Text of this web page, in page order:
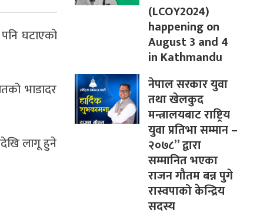
घटाएको
भाडादर
लागू हुने
(LCOY2024)
happening on
August 3 and 4
in Kathmandu
नेपाल सरकार युवा
तथा खेलकुद
मन्त्रालयबाट राष्ट्रिय
युवा प्रतिभा सम्मान –
२०७८” द्वारा
सम्मानित भएका
राजन गौतम बन्न पुगे
रास्वपाको केन्द्रिय
सदस्य